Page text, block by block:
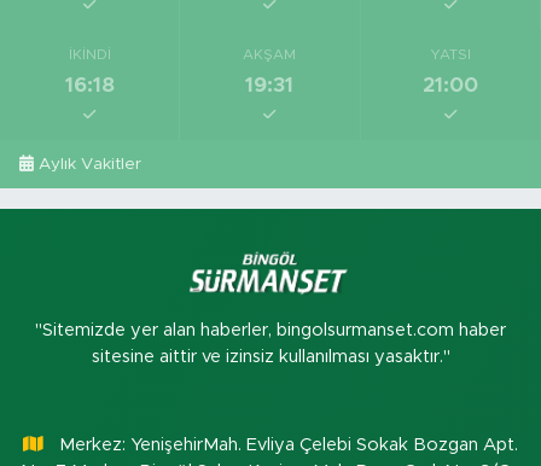
İKINDI
16:18
AKŞAM
19:31
YATSI
21:00
Aylık Vakitler
"Sitemizde yer alan haberler, bingolsurmanset.com haber
sitesine aittir ve izinsiz kullanılması yasaktır."
Merkez: YenişehirMah. Evliya Çelebi Sokak Bozgan Apt.